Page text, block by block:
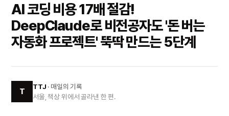
AI 코딩 비용 17배 절감!
DeepClaude로 비전공자도 '돈 버는
자동화 프로젝트' 뚝딱 만드는 5단계
T
TTJ · 매일의 기록
서울, 책상 위에서 골라낸 한 편.